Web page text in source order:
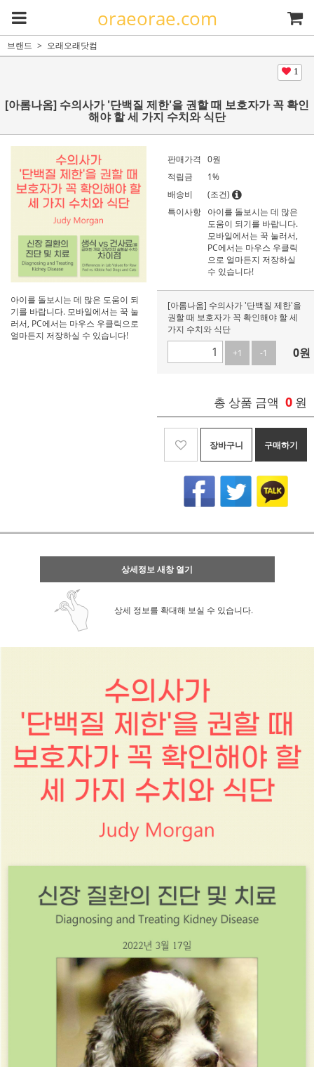
oraeorae.com
브랜드 오래오래닷컴
1
[아롬나옴] 수의사가 '단백질 제한'을 권할 때 보호자가 꼭 확인
해야 할 세 가지 수치와 식단
아이를 돌보시는 데 많은 도움이 되
기를 바랍니다. 모바일에서는 꾹 눌
러서, PC에서는 마우스 우클릭으로
얼마든지 저장하실 수 있습니다!
판매가격 0원
적립금
1%
배송비
(조건)
특이사항 아이를 돌보시는 데 많은
도움이 되기를 바랍니다.
모바일에서는 꾹 눌러서,
PC에서는 마우스 우클릭
으로 얼마든지 저장하실
수 있습니다!
[아롬나옴] 수의사가 '단백질 제한'을
권할 때 보호자가 꼭 확인해야 할 세
가지 수치와 식단
+1
-1 0원
총 상품 금액 0 원
장바구니 구매하기
상세정보 새창 열기
상세 정보를 확대해 보실 수 있습니다.